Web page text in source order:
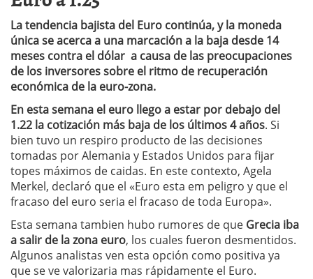
La tendencia bajista del Euro continúa, y la moneda
única se acerca a una marcación a la baja desde 14
meses contra el dólar a causa de las preocupaciones
de los inversores sobre el ritmo de recuperación
económica de la euro-zona.
En esta semana el euro llego a estar por debajo del
1.22 la cotización más baja de los últimos 4 años. Si
bien tuvo un respiro producto de las decisiones
tomadas por Alemania y Estados Unidos para fijar
topes máximos de caidas. En este contexto, Agela
Merkel, declaró que el «Euro esta em peligro y que el
fracaso del euro seria el fracaso de toda Europa».
Esta semana tambien hubo rumores de que Grecia iba
a salir de la zona euro, los cuales fueron desmentidos.
Algunos analistas ven esta opción como positiva ya
que se ve valorizaria mas rápidamente el Euro.